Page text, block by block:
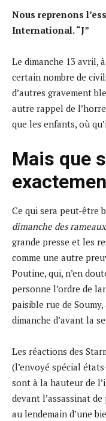
Nous reprenons
International. “J”
Le dimanche 13 avril,
certain nombre de
d’autres gravement
autre rappel de
que les enfants, où
Mais que
Ce qui sera peut-être
dimanche des
grande presse et les
comme une autre
Poutine, qui, n’en
personne l’ordre de
paisible rue de Soumy,
dimanche d’avant la
Les réactions des
(l’envoyé spécial
sont à la hauteur de
devant l’assassinat
au lendemain d’une